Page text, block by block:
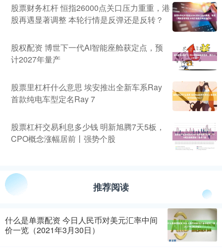
股票财务杠杆 恒指26000点关口压力重重，港
股再遇显著调整 本轮行情是反弹还是反转？
股权配资 博世下一代AI智能座舱获定点，预
计2027年量产
股票里杠杆什么意思 埃安推出全新车系Ray
首款纯电车型定名Ray 7
股票杠杆交易利息多少钱 明新旭腾7天5板，
CPO概念涨幅居前丨强势个股
推荐阅读
什么是单票配资 今日人民币对美元汇率中间
价一览（2021年3月30日）